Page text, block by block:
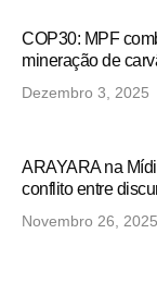
COP30: MPF
mineração de
Dezembro 3, 2025
ARAYARA na
conflito entre
Novembro 26, 2025